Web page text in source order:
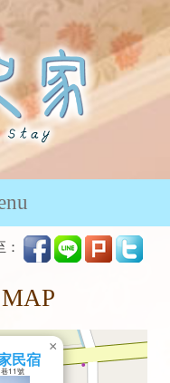
：
民宿
11號
×